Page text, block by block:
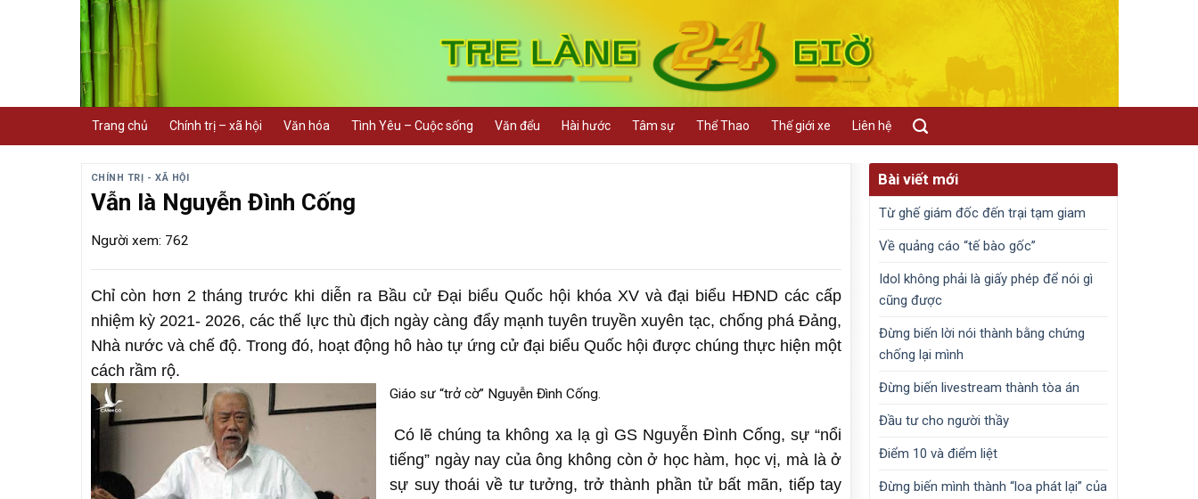
Trang chủ Chính trị – xã hội Văn hóa Tình Yêu – Cuộc sống Văn đểu Hài hước Tâm sự Thể Thao Thế giới xe Liên hệ
CHÍNH TRỊ - XÃ HỘI
Vẫn là Nguyễn Đình Cống
Người xem: 762
Chỉ còn hơn 2 tháng trước khi diễn ra Bầu cử Đại biểu Quốc hội khóa XV và đại biểu HĐND các cấp
nhiệm kỳ 2021- 2026, các thế lực thù địch ngày càng đẩy mạnh tuyên truyền xuyên tạc, chống phá Đảng,
Nhà nước và chế độ. Trong đó, hoạt động hô hào tự ứng cử đại biểu Quốc hội được chúng thực hiện một
cách rầm rộ.
Giáo sư “trở cờ” Nguyễn Đình Cống.
Có lẽ chúng ta không xa lạ gì GS Nguyễn Đình Cống, sự “nổi
tiếng” ngày nay của ông không còn ở học hàm, học vị, mà là ở
sự suy thoái về tư tưởng, trở thành phần tử bất mãn, tiếp tay
Bài viết mới
Từ ghế giám đốc đến trại tạm giam
Về quảng cáo “tế bào gốc”
Idol không phải là giấy phép để nói gì
cũng được
Đừng biến lời nói thành bằng chứng
chống lại mình
Đừng biến livestream thành tòa án
Đầu tư cho người thầy
Điểm 10 và điểm liệt
Đừng biến mình thành “loa phát lại” của